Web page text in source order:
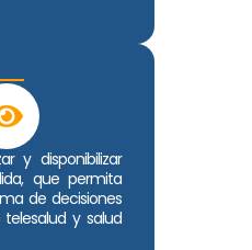
y disponibilizar
que permita
de decisiones
y salud